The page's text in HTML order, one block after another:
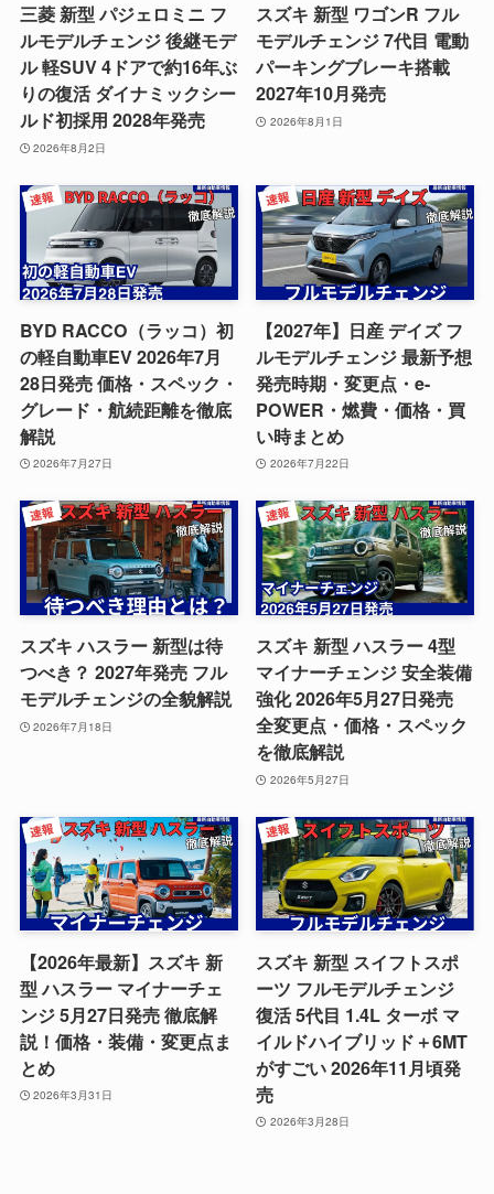
三菱 新型 パジェロミニ フ
ルモデルチェンジ 後継モデ
ル 軽SUV 4ドアで約16年ぶ
りの復活 ダイナミックシー
ルド初採用 2028年発売
2026年8月2日
スズキ 新型 ワゴンR フル
モデルチェンジ 7代目 電動
パーキングブレーキ搭載
2027年10月発売
2026年8月1日
BYD RACCO（ラッコ）初
の軽自動車EV 2026年7月
28日発売 価格・スペック・
グレード・航続距離を徹底
解説
2026年7月27日
【2027年】日産 デイズ フ
ルモデルチェンジ 最新予想
発売時期・変更点・e-
POWER・燃費・価格・買
い時まとめ
2026年7月22日
スズキ ハスラー 新型は待
つべき？ 2027年発売 フル
モデルチェンジの全貌解説
2026年7月18日
スズキ 新型 ハスラー 4型
マイナーチェンジ 安全装備
強化 2026年5月27日発売
全変更点・価格・スペック
を徹底解説
2026年5月27日
【2026年最新】スズキ 新
型 ハスラー マイナーチェ
ンジ 5月27日発売 徹底解
説！価格・装備・変更点ま
とめ
2026年3月31日
スズキ 新型 スイフトスポ
ーツ フルモデルチェンジ
復活 5代目 1.4L ターボ マ
イルドハイブリッド＋6MT
がすごい 2026年11月頃発
売
2026年3月28日